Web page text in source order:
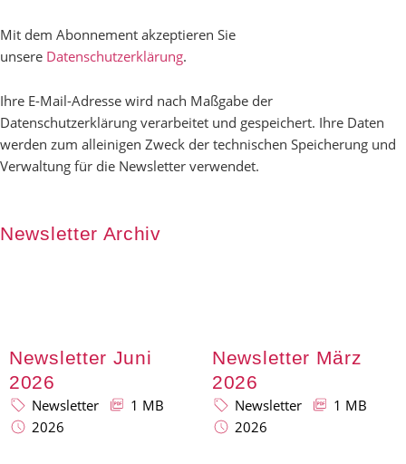
Mit dem Abonnement akzeptieren Sie
unsere Datenschutzerklärung.
Ihre E-Mail-Adresse wird nach Maßgabe der
Datenschutzerklärung verarbeitet und gespeichert. Ihre Daten
werden zum alleinigen Zweck der technischen Speicherung und
Verwaltung für die Newsletter verwendet.
Newsletter Archiv
Newsletter Juni
2026
Newsletter
1 MB
2026
Newsletter März
2026
Newsletter
1 MB
2026